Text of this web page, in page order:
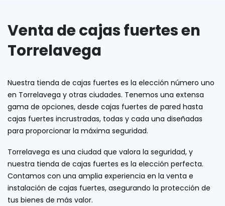
Venta de cajas fuertes en
Torrelavega
Nuestra tienda de cajas fuertes es la elección número uno
en Torrelavega y otras ciudades. Tenemos una extensa
gama de opciones, desde cajas fuertes de pared hasta
cajas fuertes incrustradas, todas y cada una diseñadas
para proporcionar la máxima seguridad.
Torrelavega es una ciudad que valora la seguridad, y
nuestra tienda de cajas fuertes es la elección perfecta.
Contamos con una amplia experiencia en la venta e
instalación de cajas fuertes, asegurando la protección de
tus bienes de más valor.